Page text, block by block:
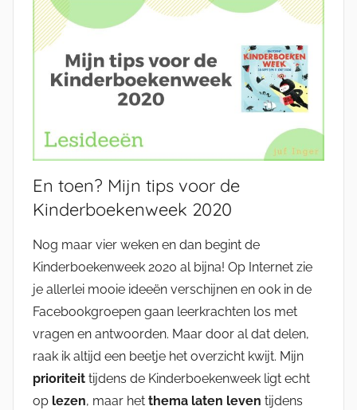
En toen? Mijn tips voor de
Kinderboekenweek 2020
Nog maar vier weken en dan begint de
Kinderboekenweek 2020 al bijna! Op Internet zie
je allerlei mooie ideeën verschijnen en ook in de
Facebookgroepen gaan leerkrachten los met
vragen en antwoorden. Maar door al dat delen,
raak ik altijd een beetje het overzicht kwijt. Mijn
prioriteit tijdens de Kinderboekenweek ligt echt
op lezen, maar het thema laten leven tijdens